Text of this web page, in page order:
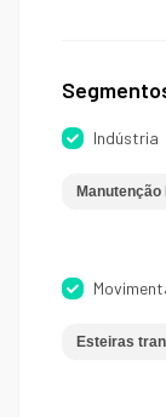
Indústria
Esteiras